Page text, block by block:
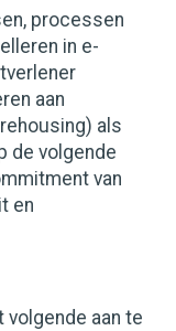
processen
in e-
aan
als
de volgende
van
en
volgende aan te